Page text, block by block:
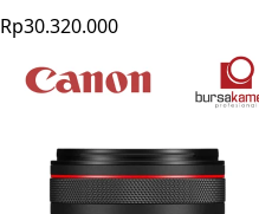
Rp30.320.000